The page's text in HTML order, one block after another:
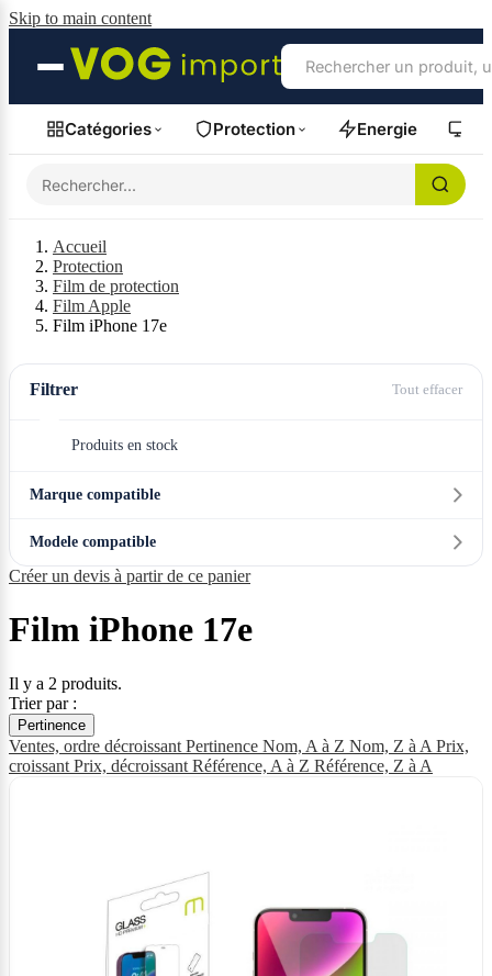
Skip to main content
Catégories Protection Energie
Accueil
Protection
Film de protection
Film Apple
Film iPhone 17e
Filtrer Tout effacer
Produits en stock
Marque compatible
Modele compatible
Créer un devis à partir de ce panier
Film iPhone 17e
Il y a 2 produits.
Trier par :
Pertinence
Ventes, ordre décroissant Pertinence Nom, A à Z Nom, Z à A Prix,
croissant Prix, décroissant Référence, A à Z Référence, Z à A